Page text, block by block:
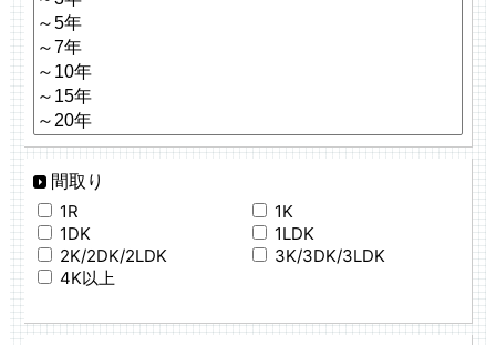
間取り
1R
1K
1DK
1LDK
2K/2DK/2LDK
3K/3DK/3LDK
4K以上